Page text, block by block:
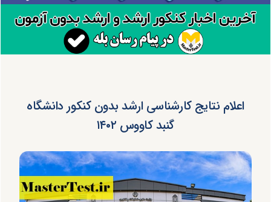
اعلام نتایج کارشناسی ارشد بدون کنکور دانشگاه
گنبد کاووس ۱۴۰۲